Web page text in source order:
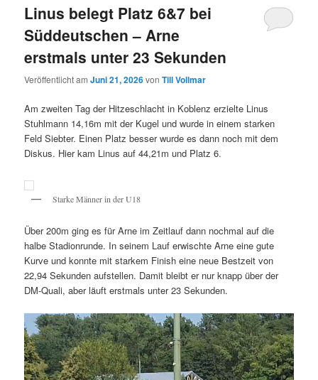
Linus belegt Platz 6&7 bei
Süddeutschen – Arne
erstmals unter 23 Sekunden
Veröffentlicht amJuni 21, 2026vonTill Vollmar
Am zweiten Tag der Hitzeschlacht in Koblenz erzielte Linus
Stuhlmann 14,16m mit der Kugel und wurde in einem starken
Feld Siebter. Einen Platz besser wurde es dann noch mit dem
Diskus. Hier kam Linus auf 44,21m und Platz 6.
Starke Männer in der U18
Über 200m ging es für Arne im Zeitlauf dann nochmal auf die
halbe Stadionrunde. In seinem Lauf erwischte Arne eine gute
Kurve und konnte mit starkem Finish eine neue Bestzeit von
22,94 Sekunden aufstellen. Damit bleibt er nur knapp über der
DM-Quali, aber läuft erstmals unter 23 Sekunden.